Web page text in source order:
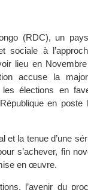
(RDC), un
sociale à
lieu en
accuse la
élections en
en poste
et la tenue d’une
s’achever, fin
en œuvre.
l’avenir du